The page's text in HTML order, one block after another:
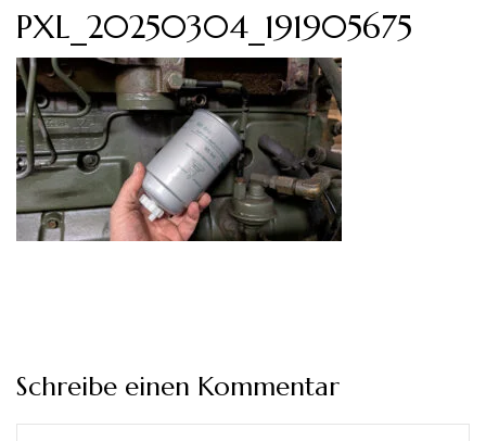
PXL_20250304_191905675
Schreibe einen Kommentar